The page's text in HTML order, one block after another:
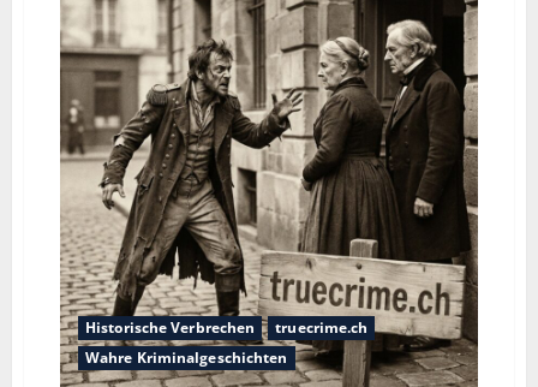
Historische Verbrechen
truecrime.ch
Wahre Kriminalgeschichten